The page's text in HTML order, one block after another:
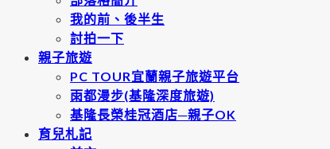
我的前、後半生
討拍一下
親子旅遊
PC TOUR宜蘭親子旅遊平台
雨都漫步(基隆深度旅遊)
基隆長榮桂冠酒店─親子OK
育兒札記